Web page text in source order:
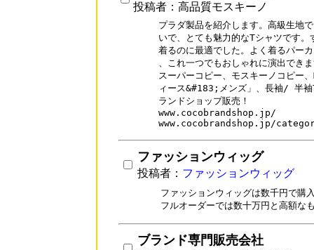
投稿者：高品質モスキーノ
プラダ製品を紹介します。高級生
いで、とても魅力的なTシャツです
着るのに最適でした。よく着るパー
、これ一つでもおしゃれに演出でき
スーパーコピー、モスキーノコピー
ィース&#183;メンズ」、長袖/ 半
ランドショップ販売！
www.cocobrandshop.jp/
www.cocobrandshop.jp/
ファッションウィッグ
投稿者： ファッションウィッグ
ファッションウィッグは数千円で購
ブランド専門販売会社